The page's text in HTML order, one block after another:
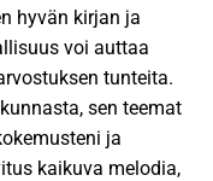
hyvän kirjan ja
voi auttaa
tunteita.
sen teemat
ja
kaikuva melodia,